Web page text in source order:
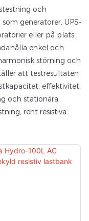
och
generatorer, UPS-
eller på plats.
enkel och
störning och
att testresultaten
effektivitet,
och stationära
rent resistiva